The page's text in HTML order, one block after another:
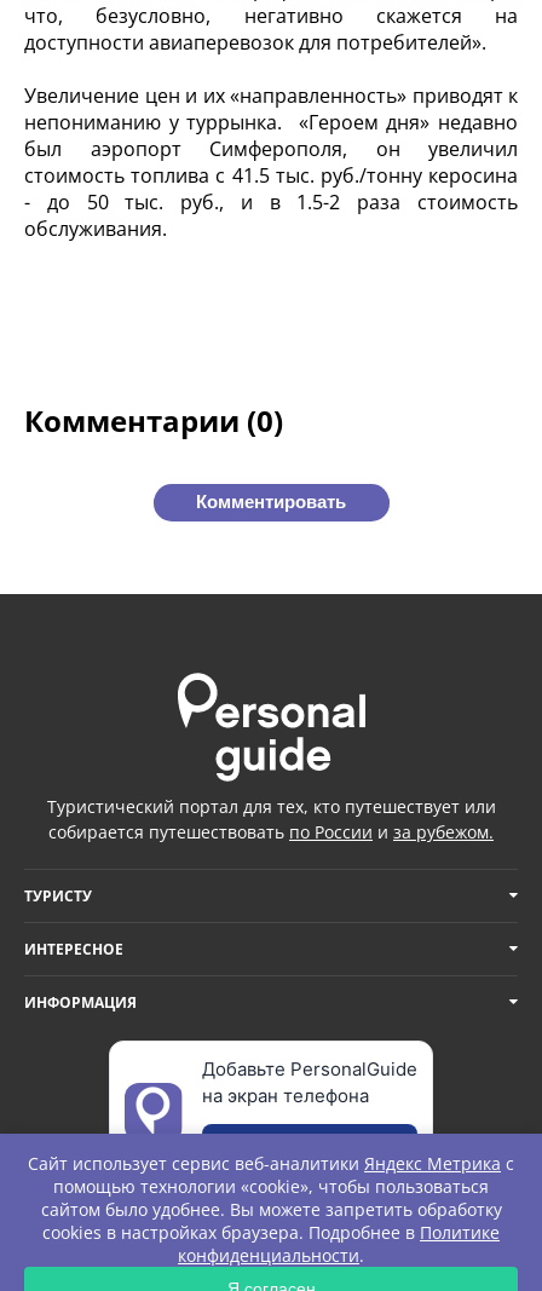
что, безусловно, негативно скажется на
доступности авиаперевозок для потребителей».
Увеличение цен и их «направленность» приводят к
непониманию у туррынка. «Героем дня» недавно
был аэропорт Симферополя, он увеличил
стоимость топлива с 41.5 тыс. руб./тонну керосина
- до 50 тыс. руб., и в 1.5-2 раза стоимость
обслуживания.
Комментарии (0)
Комментировать
Туристический портал для тех, кто путешествует или
собирается путешествовать по России и за рубежом.
ТУРИСТУ
ИНТЕРЕСНОЕ
ИНФОРМАЦИЯ
Добавьте PersonalGuide
на экран телефона
© Personal Guide. All rights Reserved.
Сайт использует сервис веб-аналитики Яндекс Метрика с
помощью технологии «cookie», чтобы пользоваться
сайтом было удобнее. Вы можете запретить обработку
cookies в настройках браузера. Подробнее в Политике
конфиденциальности.